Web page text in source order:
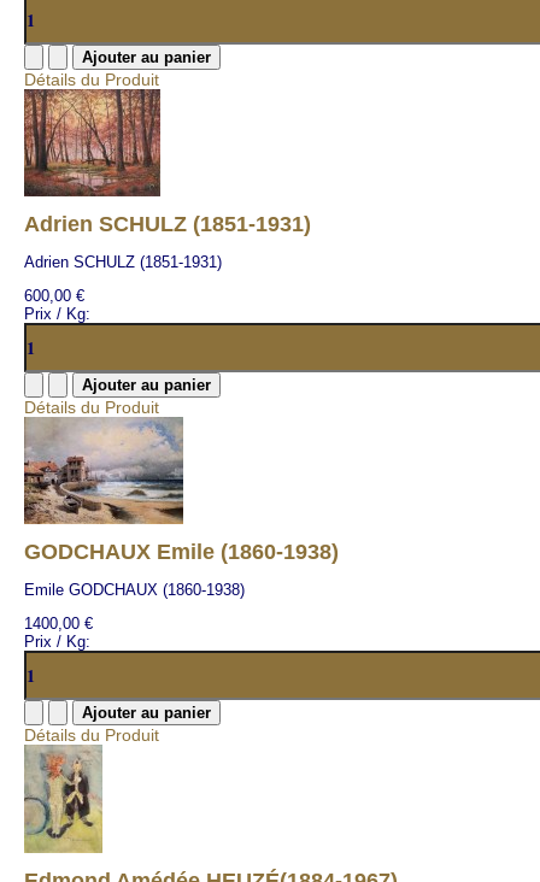
Détails du Produit
Adrien SCHULZ (1851-1931)
Adrien SCHULZ (1851-1931)
600,00 €
Prix / Kg:
Détails du Produit
GODCHAUX Emile (1860-1938)
Emile GODCHAUX (1860-1938)
1400,00 €
Prix / Kg:
Détails du Produit